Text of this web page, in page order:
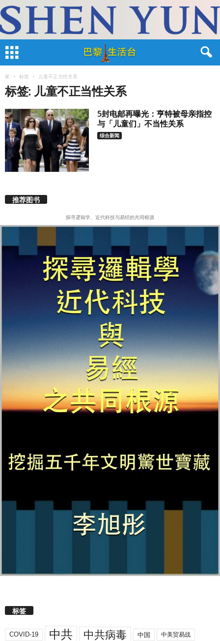
家 标签 儿童不正当性关系
标签: 儿童不正当性关系
5封电邮再曝光：亨特被母亲指控
与「儿童们」不当性关系
综合新闻
推荐图书
探寻逻辑学、近代科技与易经的共同根源
标签
COVID-19 中共 中共病毒 中国 中美贸易战